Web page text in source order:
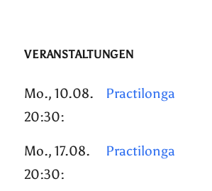
VERANSTALTUNGEN
Mo., 10.08.
20:30:
Practilonga
Mo., 17.08.
20:30:
Practilonga